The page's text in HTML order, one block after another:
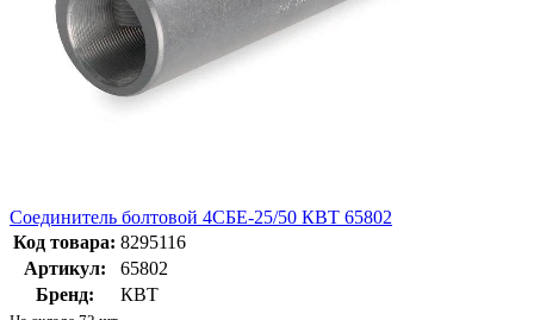
Соединитель болтовой 4СБЕ-25/50 КВТ 65802
Код товара: 8295116
Артикул:
65802
Бренд:
КВТ